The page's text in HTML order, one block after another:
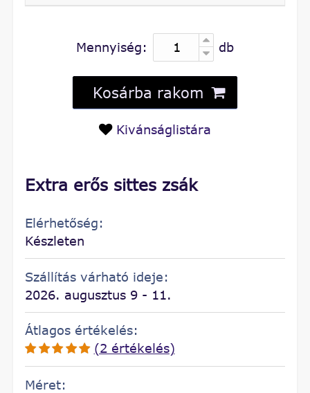
Extra erős sittes zsák
Elérhetőség:
Készleten
Szállítás várható ideje:
2026. augusztus 9 - 11.
Átlagos értékelés:
(2 értékelés)
Méret:
Mennyiség: db
Kosárba rakom
Kivánságlistára